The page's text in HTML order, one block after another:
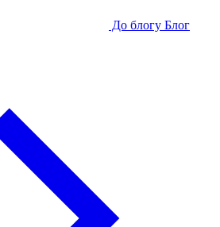
До блогу Блог